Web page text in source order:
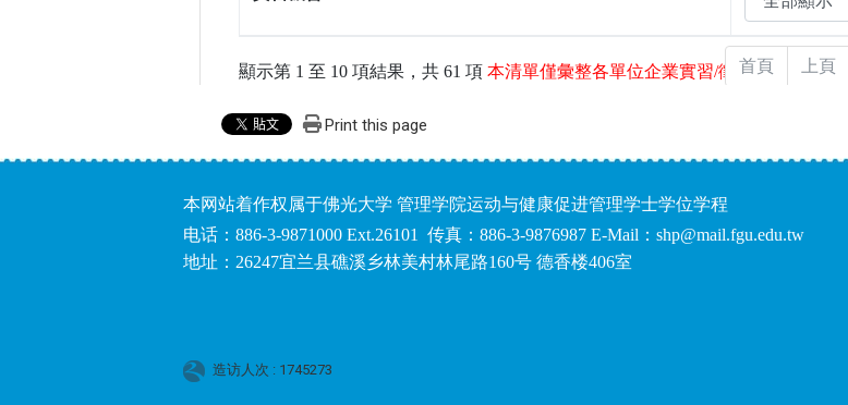
Print this page
本网站着作权属于佛光大学 管理学院运动与健康促进管理学士学位学程
电话：886-3-9871000 Ext.26101 传真：886-3-9876987 E-Mail：shp@mail.fgu.edu.tw
地址：26247宜兰县礁溪乡林美村林尾路160号 德香楼406室
造访人次 : 1745273